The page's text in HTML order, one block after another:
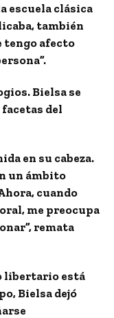
escuela clásica
también
tengo afecto
Bielsa se
del
en su cabeza.
un ámbito
cuando
me preocupa
remata
libertario está
Bielsa dejó